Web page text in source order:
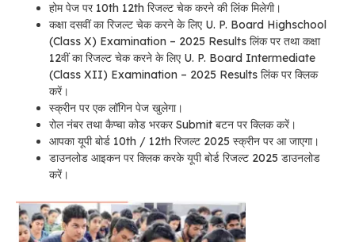
होम पेज पर 10th 12th रिजल्ट चेक करने की लिंक मिलेगी।
कक्षा दसवीं का रिजल्ट चेक करने के लिए U. P. Board Highschool
(Class X) Examination – 2025 Results लिंक पर तथा कक्षा
12वीं का रिजल्ट चेक करने के लिए U. P. Board Intermediate
(Class XII) Examination – 2025 Results लिंक पर क्लिक
करें।
स्क्रीन पर एक लॉगिन पेज खुलेगा।
रोल नंबर तथा कैप्चा कोड भरकर Submit बटन पर क्लिक करें।
आपका यूपी बोर्ड 10th / 12th रिजल्ट 2025 स्क्रीन पर आ जाएगा।
डाउनलोड आइकन पर क्लिक करके यूपी बोर्ड रिजल्ट 2025 डाउनलोड
करें।